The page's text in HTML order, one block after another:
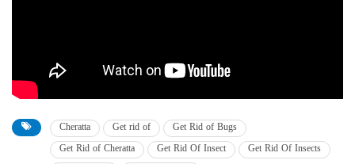
Cheratta Get rid of
Get Rid of Bugs
Get Rid of Cheratta
Get Rid Of Insect
Get Rid Of Insects